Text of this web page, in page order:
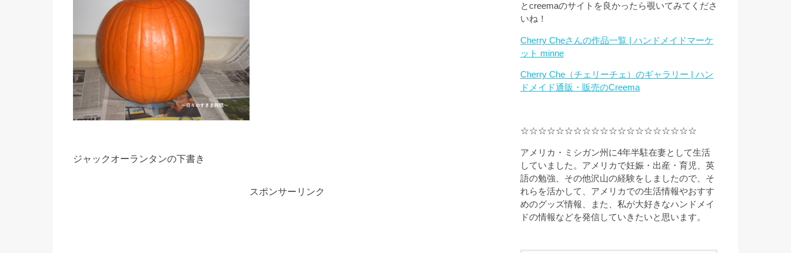
ジャックオーランタンの下書き
スポンサーリンク
とcreemaのサイトを良かったら覗いてみてくださ
いね！
Cherry Cheさんの作品一覧 | ハンドメイドマーケ
ット minne
Cherry Che（チェリーチェ）のギャラリー | ハン
ドメイド通販・販売のCreema
☆☆☆☆☆☆☆☆☆☆☆☆☆☆☆☆☆☆☆☆
アメリカ・ミシガン州に4年半駐在妻として生活
していました。アメリカで妊娠・出産・育児、英
語の勉強、その他沢山の経験をしましたので、そ
れらを活かして、アメリカでの生活情報やおすす
めのグッズ情報、また、私が大好きなハンドメイ
ドの情報などを発信していきたいと思います。